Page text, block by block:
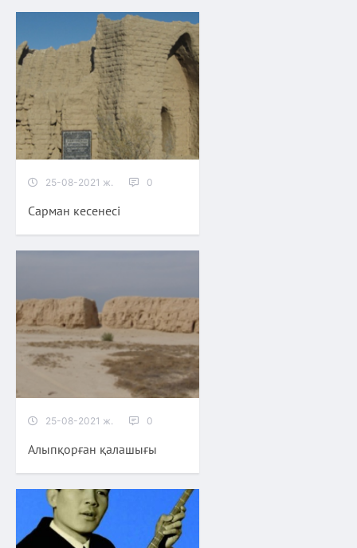
25-08-2021 ж. 0
Сарман кесенесі
25-08-2021 ж. 0
Алыпқорған қалашығы